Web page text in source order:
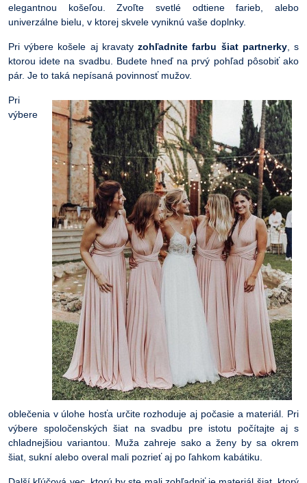
elegantnou košeľou. Zvoľte svetlé odtiene farieb, alebo
univerzálne bielu, v ktorej skvele vyniknú vaše doplnky.
Pri výbere košele aj kravatyzohľadnite farbu šiat partnerky, s
ktorou idete na svadbu. Budete hneď na prvý pohľad pôsobiť ako
pár. Je to taká nepísaná povinnosť mužov.
Pri
výbere
oblečenia v úlohe hosťa určite rozhoduje aj počasie a materiál. Pri
výbere spoločenských šiat na svadbu pre istotu počítajte aj s
chladnejšiou variantou. Muža zahreje sako a ženy by sa okrem
šiat, sukní alebo overal mali pozrieť aj po ľahkom kabátiku.